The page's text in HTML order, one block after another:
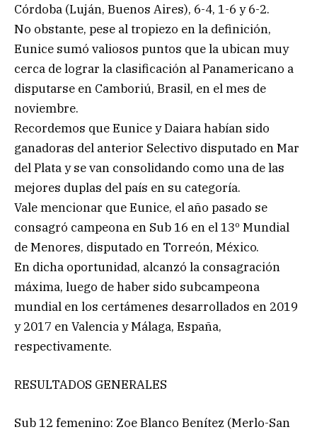
Córdoba (Luján, Buenos Aires), 6-4, 1-6 y 6-2.
No obstante, pese al tropiezo en la definición,
Eunice sumó valiosos puntos que la ubican muy
cerca de lograr la clasificación al Panamericano a
disputarse en Camboriú, Brasil, en el mes de
noviembre.
Recordemos que Eunice y Daiara habían sido
ganadoras del anterior Selectivo disputado en Mar
del Plata y se van consolidando como una de las
mejores duplas del país en su categoría.
Vale mencionar que Eunice, el año pasado se
consagró campeona en Sub 16 en el 13º Mundial
de Menores, disputado en Torreón, México.
En dicha oportunidad, alcanzó la consagración
máxima, luego de haber sido subcampeona
mundial en los certámenes desarrollados en 2019
y 2017 en Valencia y Málaga, España,
respectivamente.
RESULTADOS GENERALES
Sub 12 femenino: Zoe Blanco Benítez (Merlo-San